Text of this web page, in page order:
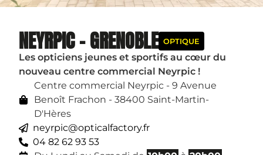
NEYRPIC - GRENOBLE OPTIQUE
Les opticiens jeunes et sportifs au cœur du
nouveau centre commercial Neyrpic !
Centre commercial Neyrpic - 9 Avenue
Benoît Frachon - 38400 Saint-Martin-
D'Hères
neyrpic@opticalfactory.fr
04 82 62 93 53